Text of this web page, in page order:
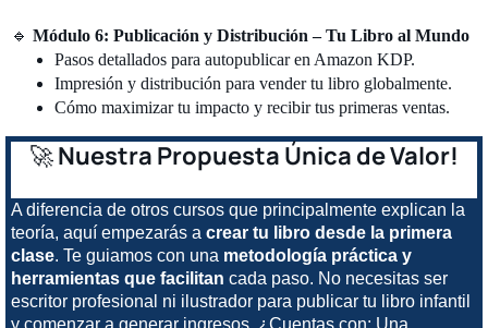
🔹 Módulo 6: Publicación y Distribución – Tu Libro al Mundo
Pasos detallados para autopublicar en Amazon KDP.
Impresión y distribución para vender tu libro globalmente.
Cómo maximizar tu impacto y recibir tus primeras ventas.
🚀Nuestra Propuesta Única de Valor!
A diferencia de otros cursos que principalmente explican la
teoría, aquí empezarás a crear tu libro desde la primera
clase. Te guiamos con una metodología práctica y
herramientas que facilitan cada paso. No necesitas ser
escritor profesional ni ilustrador para publicar tu libro infantil